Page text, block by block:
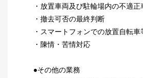
・放置車両及び駐輪場内の不適
・撤去可否の最終判断
・スマートフォンでの放置自転
・陳情・苦情対応
●その他の業務